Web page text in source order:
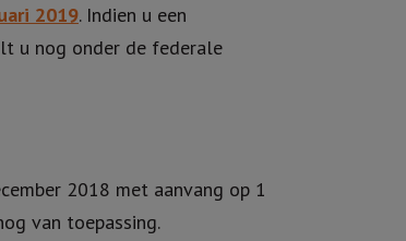
2019. Indien u een
u nog onder de federale
2018 met aanvang op 1
van toepassing.